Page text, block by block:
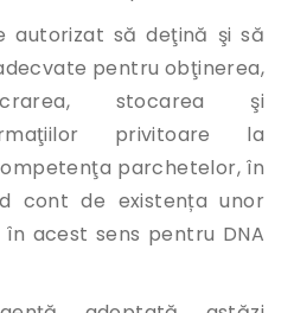
autorizat să deţină şi să
pentru obţinerea,
stocarea şi
privitoare la
parchetelor, în
cont de existența unor
acest sens pentru DNA